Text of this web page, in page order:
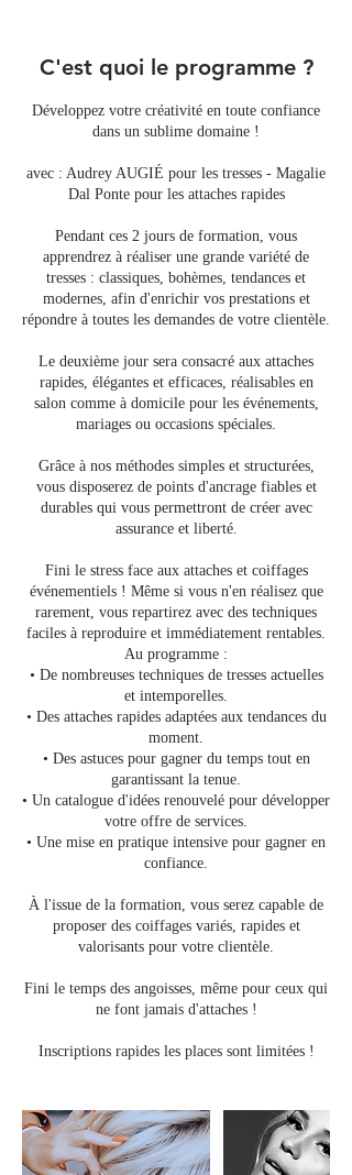
C'est quoi le programme ?
Développez votre créativité en toute confiance
dans un sublime domaine !
avec : Audrey AUGIÉ pour les tresses - Magalie
Dal Ponte pour les attaches rapides
Pendant ces 2 jours de formation, vous
apprendrez à réaliser une grande variété de
tresses : classiques, bohèmes, tendances et
modernes, afin d'enrichir vos prestations et
répondre à toutes les demandes de votre clientèle.
Le deuxième jour sera consacré aux attaches
rapides, élégantes et efficaces, réalisables en
salon comme à domicile pour les événements,
mariages ou occasions spéciales.
Grâce à nos méthodes simples et structurées,
vous disposerez de points d'ancrage fiables et
durables qui vous permettront de créer avec
assurance et liberté.
Fini le stress face aux attaches et coiffages
événementiels ! Même si vous n'en réalisez que
rarement, vous repartirez avec des techniques
faciles à reproduire et immédiatement rentables.
Au programme :
• De nombreuses techniques de tresses actuelles
et intemporelles.
• Des attaches rapides adaptées aux tendances du
moment.
• Des astuces pour gagner du temps tout en
garantissant la tenue.
• Un catalogue d'idées renouvelé pour développer
votre offre de services.
• Une mise en pratique intensive pour gagner en
confiance.
À l'issue de la formation, vous serez capable de
proposer des coiffages variés, rapides et
valorisants pour votre clientèle.
Fini le temps des angoisses, même pour ceux qui
ne font jamais d'attaches !